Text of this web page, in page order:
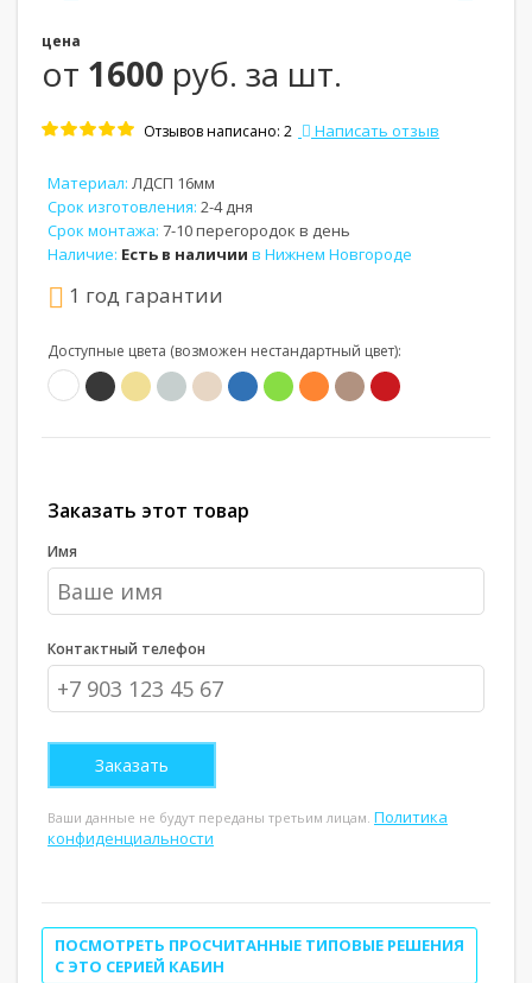
цена
от 1600 руб. за шт.
Отзывов написано: 2 Написать отзыв
Материал: ЛДСП 16мм
Срок изготовления: 2-4 дня
Срок монтажа: 7-10 перегородок в день
Наличие: Есть в наличии в Нижнем Новгороде
1 год гарантии
Доступные цвета (возможен нестандартный цвет):
Заказать этот товар
Имя
Контактный телефон
Ваши данные не будут переданы третьим лицам. Политика
конфиденциальности
ПОСМОТРЕТЬ ПРОСЧИТАННЫЕ ТИПОВЫЕ РЕШЕНИЯ
С ЭТО СЕРИЕЙ КАБИН